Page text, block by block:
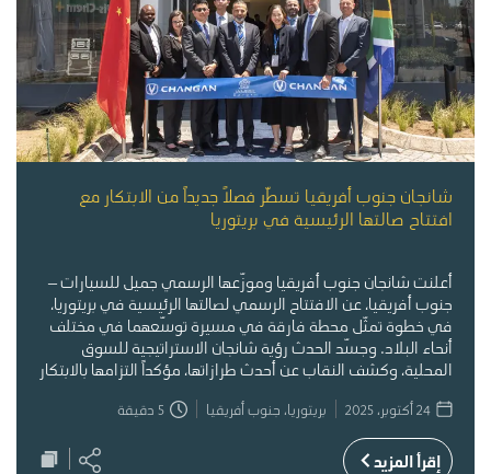
شانجان جنوب أفريقيا تسطّر فصلاً جديداً من الابتكار مع
افتتاح صالتها الرئيسية في بريتوريا
أعلنت شانجان جنوب أفريقيا وموزّعها الرسمي جميل للسيارات –
جنوب أفريقيا، عن الافتتاح الرسمي لصالتها الرئيسية في بريتوريا،
في خطوة تمثّل محطة فارقة في مسيرة توسّعهما في مختلف
أنحاء البلاد. وجسّد الحدث رؤية شانجان الاستراتيجية للسوق
المحلية، وكشف النقاب عن أحدث طرازاتها، مؤكداً التزامها بالابتكار
24 أكتوبر، 2025 بريتوريا، جنوب أفريقيا 5 دقيقة
إقرأ المزيد